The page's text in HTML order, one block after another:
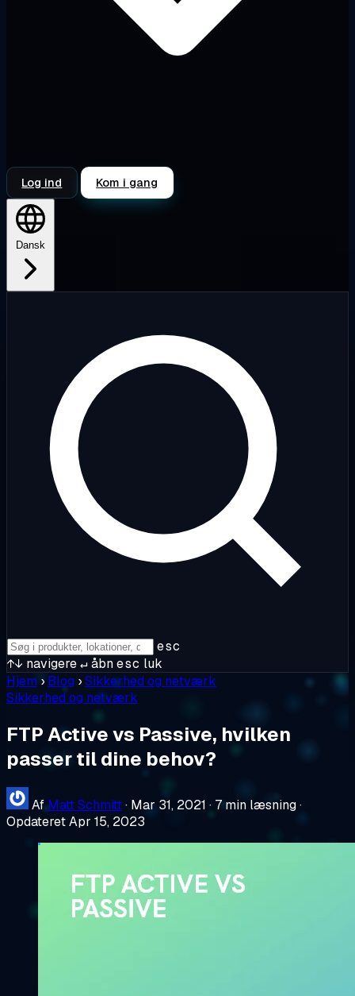
Log ind Kom i gang
Dansk
esc
↑↓ navigere↵åbnesc luk
Hjem › Blog ›Sikkerhed og netværk
Sikkerhed og netværk
FTP Active vs Passive, hvilken
passer til dine behov?
AfMatt Schmitt· Mar 31, 2021 · 7 min læsning·
Opdateret Apr 15, 2023